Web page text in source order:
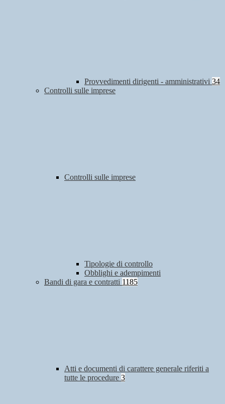
Provvedimenti dirigenti - amministrativi 34
Controlli sulle imprese
Controlli sulle imprese
Tipologie di controllo
Obblighi e adempimenti
Bandi di gara e contratti 1185
Atti e documenti di carattere generale riferiti a
tutte le procedure 3